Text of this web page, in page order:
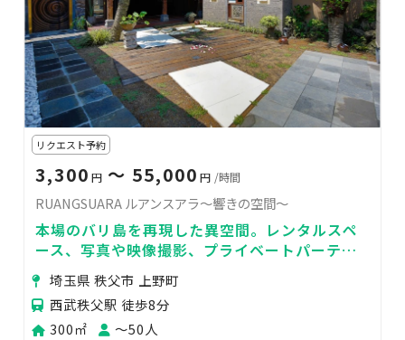
リクエスト予約
3,300 円 〜 55,000 円 /時間
RUANGSUARA ルアンスアラ〜響きの空間〜
本場のバリ島を再現した異空間。レンタルスペ
ース、写真や映像撮影、プライベートパーティ
ーなど
埼玉県 秩父市 上野町
西武秩父駅 徒歩8分
300㎡
〜50人